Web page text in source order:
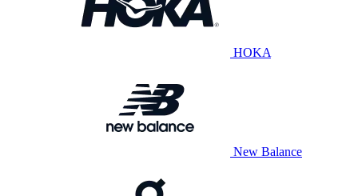
HOKA
New Balance